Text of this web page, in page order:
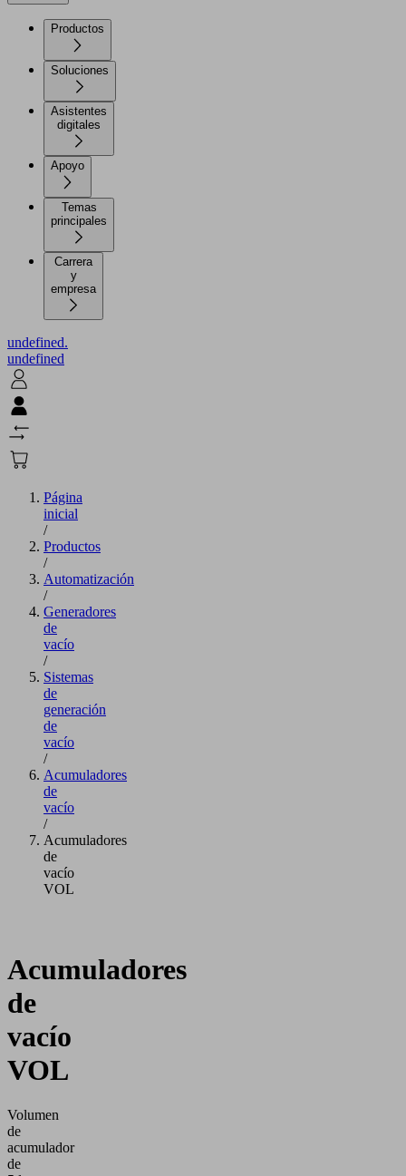
Productos
Soluciones
Asistentes
Apoyo
Temas
principales
Carrera
y
empresa
undefined.
undefined
Página
inicial
/
Productos
/
Automatización
/
Generadores
de
vacío
/
Sistemas
de
generación
de
vacío
/
Acumuladores
de
vacío
/
Acumuladores
de
vacío
VOL
Acumuladores
de
vacío
VOL
Volumen
de
acumulador
de